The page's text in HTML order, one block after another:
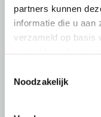
partners kunnen
informatie die u aan
verzameld op basis
Noodzakelijk